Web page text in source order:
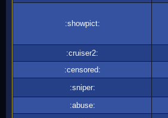
:showpict:
:cruiser2:
:censored:
:sniper:
:abuse: